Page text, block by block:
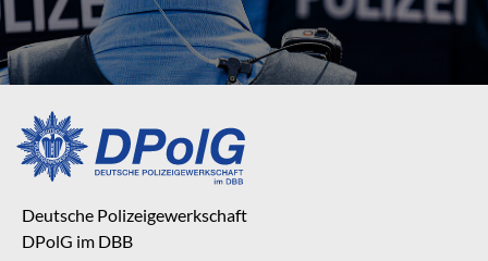
Deutsche Polizeigewerkschaft
DPolG im DBB